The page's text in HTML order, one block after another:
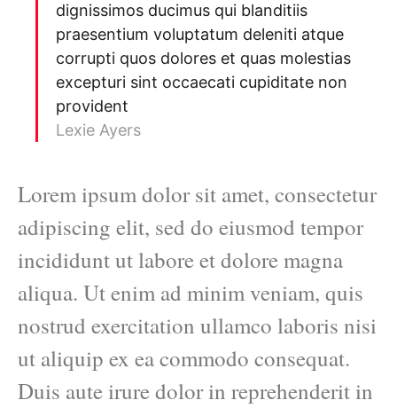
dignissimos ducimus qui blanditiis
praesentium voluptatum deleniti atque
corrupti quos dolores et quas molestias
excepturi sint occaecati cupiditate non
provident
Lexie Ayers
Lorem ipsum dolor sit amet, consectetur
adipiscing elit, sed do eiusmod tempor
incididunt ut labore et dolore magna
aliqua. Ut enim ad minim veniam, quis
nostrud exercitation ullamco laboris nisi
ut aliquip ex ea commodo consequat.
Duis aute irure dolor in reprehenderit in